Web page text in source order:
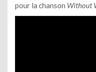
pour la chanson Without